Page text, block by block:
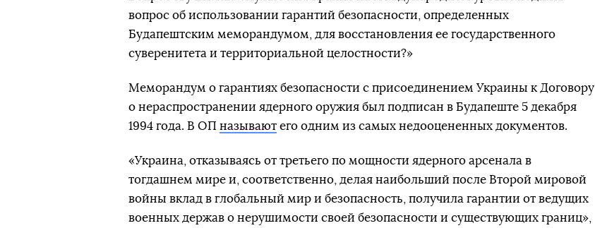
вопрос об использовании гарантий безопасности, определенных
Будапештским меморандумом, для восстановления ее государственного
суверенитета и территориальной целостности?»
Меморандум о гарантиях безопасности с присоединением Украины к Договору
о нераспространении ядерного оружия был подписан в Будапеште 5 декабря
1994 года. В ОП называют его одним из самых недооцененных документов.
«Украина, отказываясь от третьего по мощности ядерного арсенала в
тогдашнем мире и, соответственно, делая наибольший после Второй мировой
войны вклад в глобальный мир и безопасность, получила гарантии от ведущих
военных держав о нерушимости своей безопасности и существующих границ»,